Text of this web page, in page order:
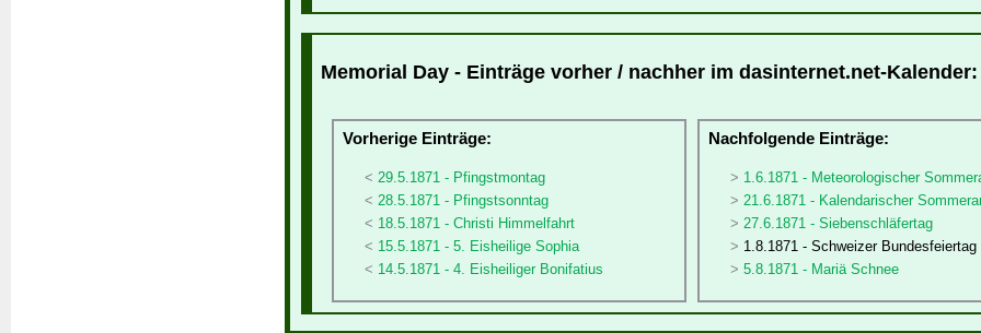
Memorial Day - Einträge vorher / nachher im dasinternet.net-Kalender:
Vorherige Einträge:
29.5.1871 - Pfingstmontag
28.5.1871 - Pfingstsonntag
18.5.1871 - Christi Himmelfahrt
15.5.1871 - 5. Eisheilige Sophia
14.5.1871 - 4. Eisheiliger Bonifatius
Nachfolgende Einträge:
1.6.1871 - Meteorologischer
21.6.1871 - Kalendarischer
27.6.1871 - Siebenschläfertag
1.8.1871 - Schweizer Bundesfeiertag
5.8.1871 - Mariä Schnee